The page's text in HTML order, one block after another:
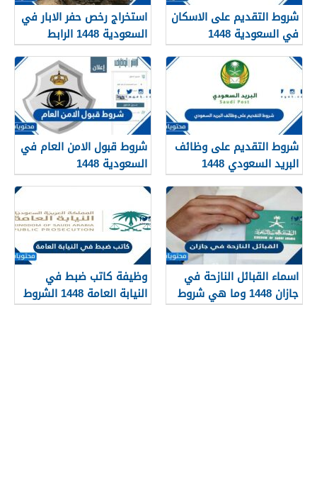
شروط التقديم على الاسكان
في السعودية 1448
استخراج رخص حفر الابار في
السعودية 1448 الرابط
والشروط بالتفصيل
شروط التقديم على وظائف
البريد السعودي 1448
شروط قبول الامن العام في
السعودية 1448
اسماء القبائل النازحة في
جازان 1448 وما هي شروط
تجنيسها
وظيفة كاتب ضبط في
النيابة العامة 1448 الشروط
وطريقة التقديم